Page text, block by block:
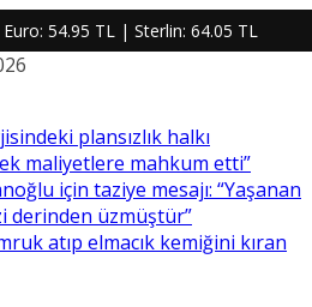
54.95 TL| Sterlin: 64.05 TL
plansızlık halkı
maliyetlere mahkum etti”
için taziye mesajı: “Yaşanan
derinden üzmüştür”
atıp elmacık kemiğini kıran